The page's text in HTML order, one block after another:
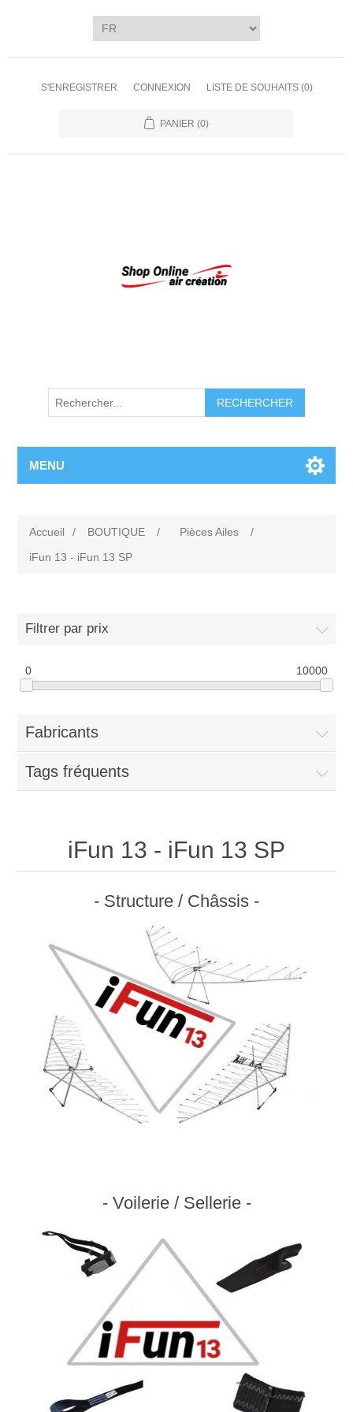
S'ENREGISTRER CONNEXION LISTE DE SOUHAITS (0)
PANIER (0)
RECHERCHER
MENU
Accueil / BOUTIQUE / Pièces Ailes
/
iFun 13 - iFun 13 SP
Filtrer par prix
0 10000
Fabricants
Tags fréquents
iFun 13 - iFun 13 SP
- Structure / Châssis -
- Voilerie / Sellerie -